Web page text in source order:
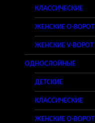
КЛАССИЧЕСКИЕ
ЖЕНСКИЕ O-ВОРОТ
ЖЕНСКИЕ V-ВОРОТ
ОДНОСЛОЙНЫЕ
ДЕТСКИЕ
КЛАССИЧЕСКИЕ
ЖЕНСКИЕ O-ВОРОТ